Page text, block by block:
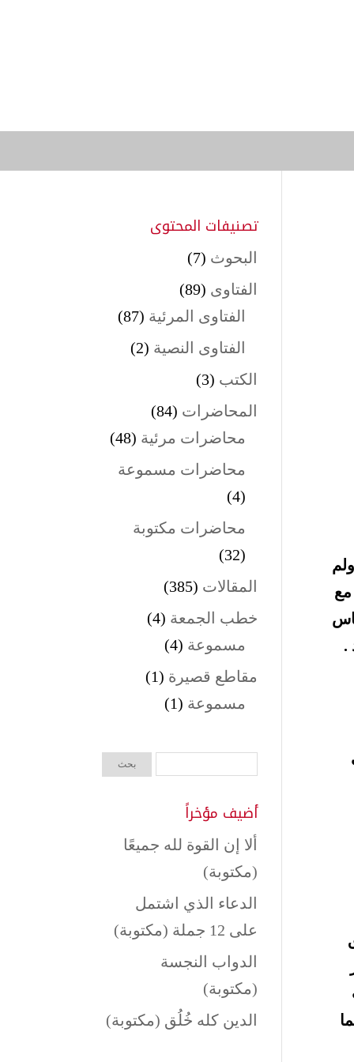
مع
.
تصنيفات المحتوى
البحوث (7)
الفتاوى (89)
الفتاوى المرئية (87)
الفتاوى النصية (2)
الكتب (3)
المحاضرات (84)
محاضرات مرئية (48)
محاضرات مسموعة
(4)
محاضرات مكتوبة
(32)
المقالات (385)
خطب الجمعة (4)
مسموعة (4)
مقاطع قصيرة (1)
مسموعة (1)
أضيف مؤخراً
ألا إن القوة لله جميعًا
(مكتوبة)
الدعاء الذي اشتمل
على 12 جملة (مكتوبة)
الدواب النجسة
(مكتوبة)
الدين كله خُلُق (مكتوبة)